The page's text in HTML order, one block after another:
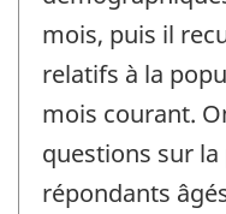
mois, puis il
relatifs à la
mois courant.
questions sur
répondants